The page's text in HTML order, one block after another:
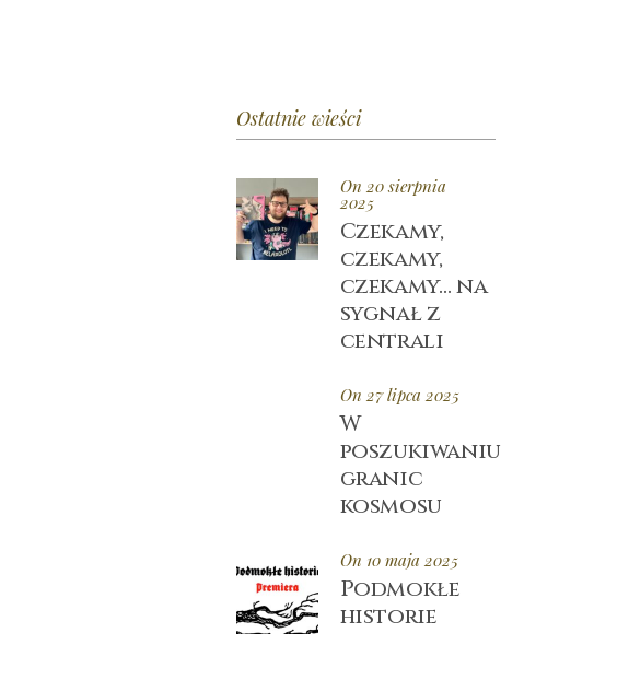
Ostatnie wieści
On 20 sierpnia
2025
Czekamy,
czekamy,
czekamy… na
sygnał z
centrali
On 27 lipca 2025
W
poszukiwaniu
granic
kosmosu
On 10 maja 2025
Podmokłe
historie